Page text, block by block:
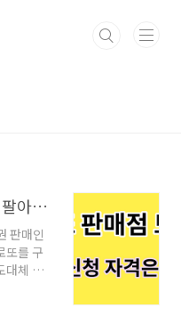
로또 판매점 모집~ 나도 복권 팔아볼까?
판매인
또를 구
대체 판
많았
로 모